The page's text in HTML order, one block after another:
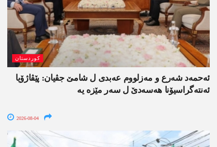
کوردستان
ئەحمەد شەرع و مەزلووم عەبدی ل شامێ جڤیان: پێڤاژۆیا
ئەنتەگراسیۆنا ھەسەدێ ل سەر مێزە یە
2026-08-04